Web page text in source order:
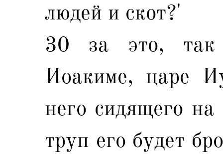
людей и скот?'
30 за это, так
Иоакиме, царе
него сидящего
труп его будет